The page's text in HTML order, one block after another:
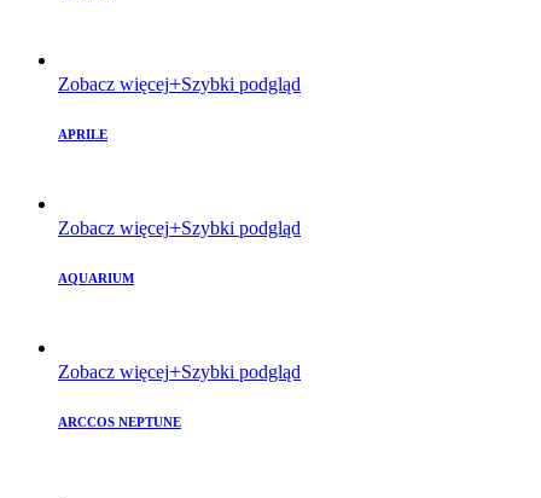
Zobacz więcej Szybki podgląd
APRILE
Zobacz więcej Szybki podgląd
AQUARIUM
Zobacz więcej Szybki podgląd
ARCCOS NEPTUNE